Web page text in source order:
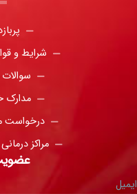
شرایط و
مدارک
درخواست
مراکز
ایمیل